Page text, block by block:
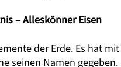
– Alleskönner Eisen
der Erde. Es hat mit
seinen Namen gegeben.